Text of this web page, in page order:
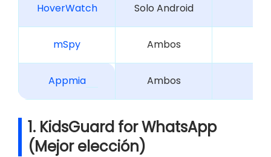
HoverWatch Solo Android
mSpy Ambos
Appmia Ambos
1. KidsGuard for WhatsApp
(Mejor elección)